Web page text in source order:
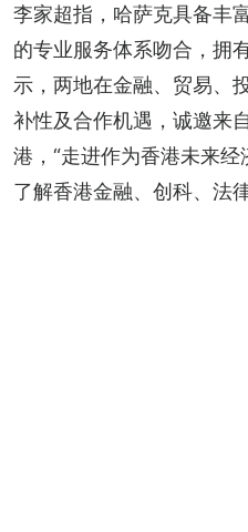
李家超指，哈萨克具备丰
的专业服务体系吻合，拥
示，两地在金融、贸易、
补性及合作机遇，诚邀来
港，“走进作为香港未来经
了解香港金融、创科、法